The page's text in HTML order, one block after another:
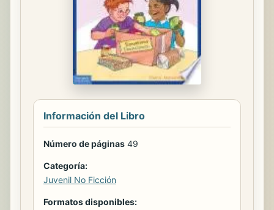
Información del Libro
Número de páginas 49
Categoría:
Juvenil No Ficción
Formatos disponibles: